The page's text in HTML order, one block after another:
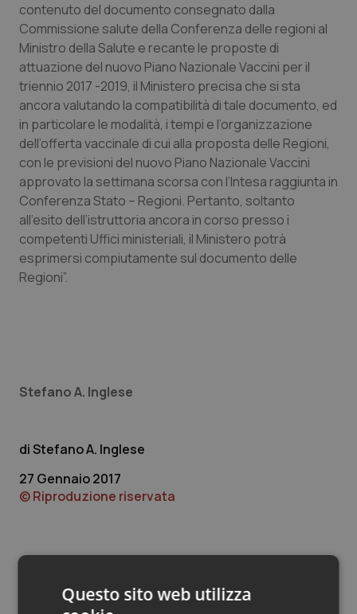
Provincia Autonoma di Trento
Puglia
Sardegna
Sicilia
Toscana
Umbria
Valle D’Aosta
Ipertensione & Scompenso
Malattie rare
Malattia di Crohn & Rettocolite Ulcerosa
Neuroscienze & patologie neurodegenerative
Obesità
Oftalmologia
Oncodermatologia
Psoriasi & pelle
Quotidiano Oncologia
Rene & patologie urogenitali
contenuto del documento consegnato dalla
Commissione salute della Conferenza delle regioni al
Ministro della Salute e recante le proposte di
attuazione del nuovo Piano Nazionale Vaccini per il
triennio 2017 -2019, il Ministero precisa che si sta
ancora valutando la compatibilità di tale documento, ed
in particolare le modalità, i tempi e l’organizzazione
dell’offerta vaccinale di cui alla proposta delle Regioni,
con le previsioni del nuovo Piano Nazionale Vaccini
approvato la settimana scorsa con l’Intesa raggiunta in
Conferenza Stato – Regioni. Pertanto, soltanto
all’esito dell’istruttoria ancora in corso presso i
competenti Uffici ministeriali, il Ministero potrà
esprimersi compiutamente sul documento delle
Regioni”.
Stefano A. Inglese
Stefano A. Inglese
27 Gennaio 2017
© Riproduzione riservata
Questo sito web utilizza